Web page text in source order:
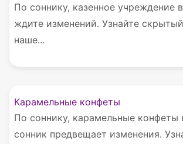
По соннику, казенное учреждение
ждите изменений. Узнайте
наше...
Карамельные конфеты
По соннику, карамельные конфеты
сонник предвещает изменения.